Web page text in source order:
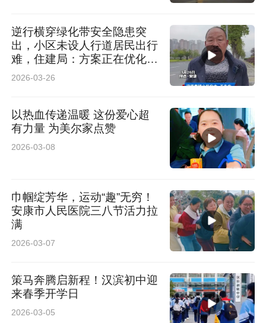
逆行横穿绿化带安全隐患突
出，小区未设人行道居民出行
难，住建局：方案正在优化，
需论证
2026-03-26
以热血传递温暖 这份爱心超
有力量 为美尔家点赞
2026-03-08
巾帼绽芳华，运动“趣”无穷！
安康市人民医院三八节活力拉
满
2026-03-07
策马奔腾启新程！汉滨初中迎
来春季开学日
2026-03-05